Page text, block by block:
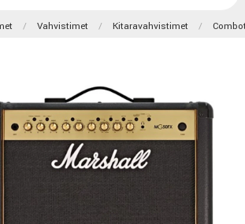
Vahvistimet Kitaravahvistimet